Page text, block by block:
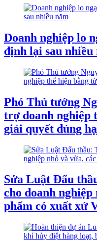
Doanh nghiệp lo
định lại sau nhiều
Phó Thủ tướng
trợ doanh nghiệp
giải quyết đúng
Sửa Luật Đấu
cho doanh nghiệp
phẩm có xuất xứ